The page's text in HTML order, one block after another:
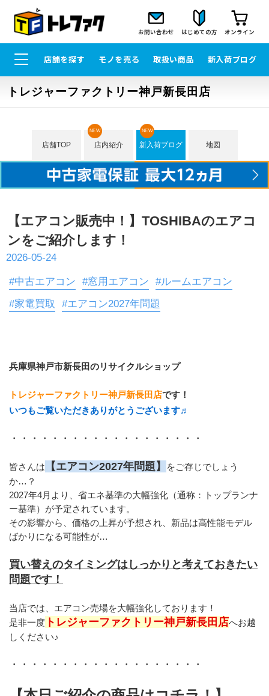
お問い合わせ はじめての方 オンライン
店舗を探す モノを売る 取扱い商品 新入荷ブログ
トレジャーファクトリー神戸新長田店
店舗TOP 店内紹介
NEW
新入荷ブログ
NEW
地図
【エアコン販売中！】TOSHIBAのエアコ
ンをご紹介します！
2026-05-24
#中古エアコン #窓用エアコン
#ルームエアコン
#家電買取
#エアコン2027年問題
兵庫県神戸市新長田のリサイクルショップ
トレジャーファクトリー神戸新長田店です！
いつもご覧いただきありがとうございます♬
・・・・・・・・・・・・・・・・・・・
皆さんは 【エアコン2027年問題】
をご存じでしょう
か…？
2027年4月より、省エネ基準の大幅強化（通称：トップランナ
ー基準）が予定されています。
その影響から、価格の上昇が予想され、新品は高性能モデル
ばかりになる可能性が…
買い替えのタイミングはしっかりと考えておきたい
問題です！
当店では、エアコン売場を大幅強化しております！
是非一度 トレジャーファクトリー神戸新長田店へお越
しください♪
・・・・・・・・・・・・・・・・・・・